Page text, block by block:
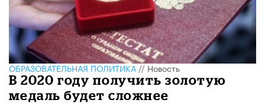
ОБРАЗОВАТЕЛЬНАЯ ПОЛИТИКА//Новость
В 2020 году получить золотую
медаль будет сложнее